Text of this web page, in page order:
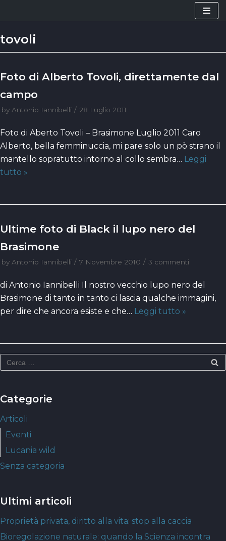
contenuto
tovoli
Foto di Alberto Tovoli, direttamente dal
campo
by Antonio Iannibelli 28 Luglio 2011
Foto di Aberto Tovoli – Brasimone Luglio 2011 Caro
Alberto, bella femminuccia, mi pare solo un pò strano il
mantello sopratutto intorno al collo sembra… Leggi
tutto »
Ultime foto di Black il lupo nero del
Brasimone
by Antonio Iannibelli 7 Novembre 2010 3 commenti
di Antonio Iannibelli Il nostro vecchio lupo nero del
Brasimone di tanto in tanto ci lascia qualche immagini,
per dire che ancora esiste e che… Leggi tutto »
Categorie
Articoli
Eventi
Lucania wild
Senza categoria
Ultimi articoli
Proprietà privata, diritto alla vita: stop alla caccia
Bioregolazione naturale: quando la Scienza incontra